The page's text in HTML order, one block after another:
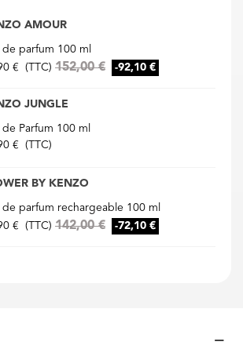
AMOUR
de parfum 100 ml
€
(TTC) 152,00 € -92,10 €
JUNGLE
de Parfum 100 ml
€
(TTC)
BY KENZO
de parfum rechargeable 100 ml
€
(TTC) 142,00 € -72,10 €